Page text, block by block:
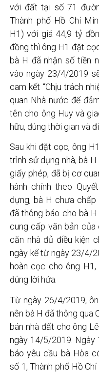
với đất tại số 71
Thành phố Hồ Chí
H1) với giá 44,9 tỷ
đồng thì ông H1 đặt
bà H đã nhận số tiền
vào ngày 23/4/2019
cam kết “Chịu trách
quan Nhà nước để
tên cho ông Huy và
hữu, đúng thời gian và
Sau khi đặt cọc, ông
trình sử dụng nhà, bà
giấy phép, đã bị cơ
hành chính theo
dựng, bà H chưa chấp
đã thông báo cho bà
cung cấp văn bản của
căn nhà đủ điều kiện
ngày kể từ ngày 23/4/
hoàn cọc cho ông
đúng lời hứa.
Từ ngày 26/4/2019,
nên bà H đã thông qua
bán nhà đất cho ông
ngày 14/5/2019.
báo yêu cầu bà Hòa
số 1, Thành phố Hồ